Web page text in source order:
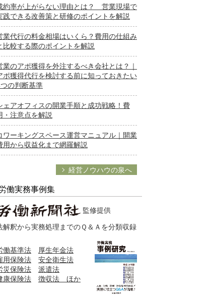
約率が上がらない理由とは？ 営業現場で
践できる改善策と研修のポイントを解説
業代行の料金相場はいくら？費用の仕組み
比較する際のポイントを解説
業のアポ獲得を外注するべき会社とは？｜
ポ獲得代行を検討する前に知っておきたい
の判断基準
ェアオフィスの開業手順と成功戦略！費
・注意点を解説
ワーキングスペース運営マニュアル｜開業
用から収益化まで網羅解説
経営ノウハウの泉へ
働実務事例集
監修提供
解釈から実務処理までのＱ＆Ａを分類収録
働基準法
厚生年金法
用保険法
安全衛生法
災保険法
派遣法
康保険法
徴収法 ほか